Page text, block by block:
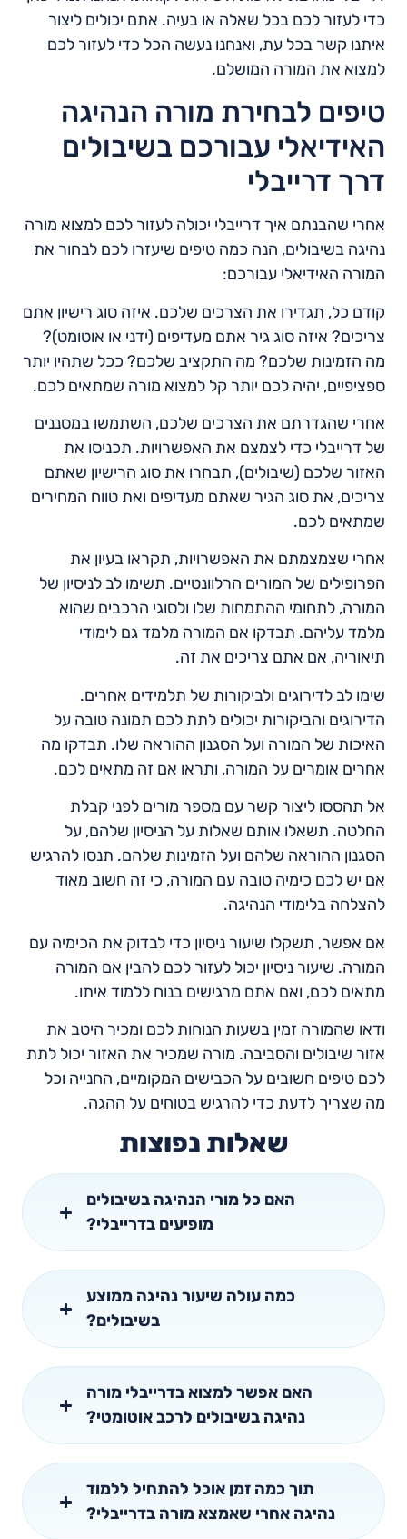
כדי לעזור לכם בכל שאלה או בעיה. אתם יכולים ליצור
איתנו קשר בכל עת, ואנחנו נעשה הכל כדי לעזור לכם
למצוא את המורה המושלם.
טיפים לבחירת מורה הנהיגה
האידיאלי עבורכם בשיבולים
דרך דרייבלי
אחרי שהבנתם איך דרייבלי יכולה לעזור לכם למצוא מורה
נהיגה בשיבולים, הנה כמה טיפים שיעזרו לכם לבחור את
המורה האידיאלי עבורכם:
קודם כל, תגדירו את הצרכים שלכם. איזה סוג רישיון אתם
צריכים? איזה סוג גיר אתם מעדיפים (ידני או אוטומט)?
מה הזמינות שלכם? מה התקציב שלכם? ככל שתהיו יותר
ספציפיים, יהיה לכם יותר קל למצוא מורה שמתאים לכם.
אחרי שהגדרתם את הצרכים שלכם, השתמשו במסננים
של דרייבלי כדי לצמצם את האפשרויות. תכניסו את
האזור שלכם (שיבולים), תבחרו את סוג הרישיון שאתם
צריכים, את סוג הגיר שאתם מעדיפים ואת טווח המחירים
שמתאים לכם.
אחרי שצמצמתם את האפשרויות, תקראו בעיון את
הפרופילים של המורים הרלוונטיים. תשימו לב לניסיון של
המורה, לתחומי ההתמחות שלו ולסוגי הרכבים שהוא
מלמד עליהם. תבדקו אם המורה מלמד גם לימודי
תיאוריה, אם אתם צריכים את זה.
שימו לב לדירוגים ולביקורות של תלמידים אחרים.
הדירוגים והביקורות יכולים לתת לכם תמונה טובה על
האיכות של המורה ועל הסגנון ההוראה שלו. תבדקו מה
אחרים אומרים על המורה, ותראו אם זה מתאים לכם.
אל תהססו ליצור קשר עם מספר מורים לפני קבלת
החלטה. תשאלו אותם שאלות על הניסיון שלהם, על
הסגנון ההוראה שלהם ועל הזמינות שלהם. תנסו להרגיש
אם יש לכם כימיה טובה עם המורה, כי זה חשוב מאוד
להצלחה בלימודי הנהיגה.
אם אפשר, תשקלו שיעור ניסיון כדי לבדוק את הכימיה עם
המורה. שיעור ניסיון יכול לעזור לכם להבין אם המורה
מתאים לכם, ואם אתם מרגישים בנוח ללמוד איתו.
ודאו שהמורה זמין בשעות הנוחות לכם ומכיר היטב את
אזור שיבולים והסביבה. מורה שמכיר את האזור יכול לתת
לכם טיפים חשובים על הכבישים המקומיים, החנייה וכל
מה שצריך לדעת כדי להרגיש בטוחים על ההגה.
שאלות נפוצות
האם כל מורי הנהיגה בשיבולים
מופיעים בדרייבלי?
כמה עולה שיעור נהיגה ממוצע
בשיבולים?
האם אפשר למצוא בדרייבלי מורה
נהיגה בשיבולים לרכב אוטומטי?
תוך כמה זמן אוכל להתחיל ללמוד
נהיגה אחרי שאמצא מורה בדרייבלי?